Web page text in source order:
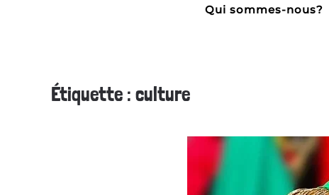
Qui sommes-nous?
Étiquette : culture